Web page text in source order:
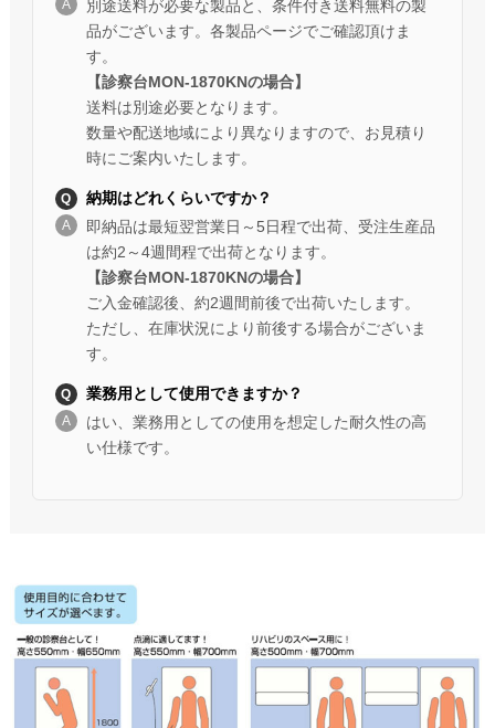
別途送料が必要な製品と、条件付き送料無料の製
品がございます。各製品ページでご確認頂けま
す。
【診察台MON-1870KNの場合】
送料は別途必要となります。
数量や配送地域により異なりますので、お見積り
時にご案内いたします。
納期はどれくらいですか？
即納品は最短翌営業日～5日程で出荷、受注生産品
は約2～4週間程で出荷となります。
【診察台MON-1870KNの場合】
ご入金確認後、約2週間前後で出荷いたします。
ただし、在庫状況により前後する場合がございま
す。
業務用として使用できますか？
はい、業務用としての使用を想定した耐久性の高
い仕様です。